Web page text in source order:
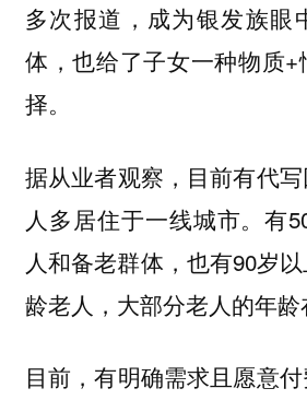
多次报道，成为银发族眼
体，也给了子女一种物质
择。
据从业者观察，目前有代
人多居住于一线城市。有
人和备老群体，也有90岁
龄老人， 大部分老人的年龄
目前，有明确需求且愿意